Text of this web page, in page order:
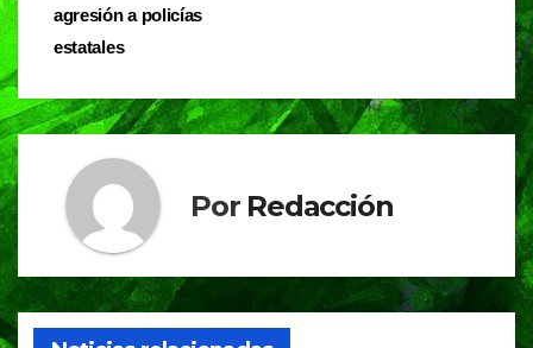
o
o
k
p
entradas
agresión a policías
estatales
Por Redacción